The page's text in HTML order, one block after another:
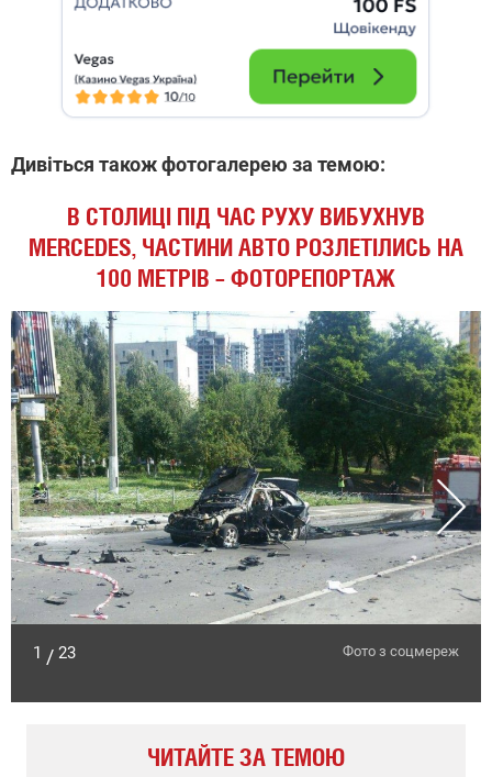
Дивіться також фотогалерею за темою:
В СТОЛИЦІ ПІД ЧАС РУХУ ВИБУХНУВ
MERCEDES, ЧАСТИНИ АВТО РОЗЛЕТІЛИСЬ НА
100 МЕТРІВ – ФОТОРЕПОРТАЖ
1 / 23 Фото з соцмереж
ЧИТАЙТЕ ЗА ТЕМОЮ